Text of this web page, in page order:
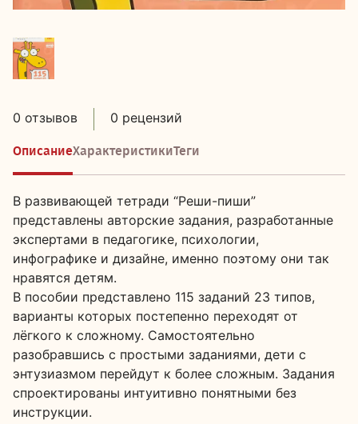
0 отзывов 0 рецензий
ОписаниеХарактеристикиТеги
В развивающей тетради “Реши-пиши”
представлены авторские задания, разработанные
экспертами в педагогике, психологии,
инфографике и дизайне, именно поэтому они так
нравятся детям.
В пособии представлено 115 заданий 23 типов,
варианты которых постепенно переходят от
лёгкого к сложному. Самостоятельно
разобравшись с простыми заданиями, дети с
энтузиазмом перейдут к более сложным. Задания
спроектированы интуитивно понятными без
инструкции.